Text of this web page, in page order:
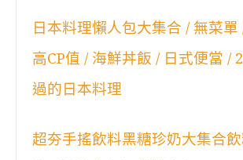
日本料理懶人包大集合 / 無菜單
高CP值 / 海鮮丼飯 / 日式便當 /
過的日本料理
超夯手搖飲料黑糖珍奶大集合